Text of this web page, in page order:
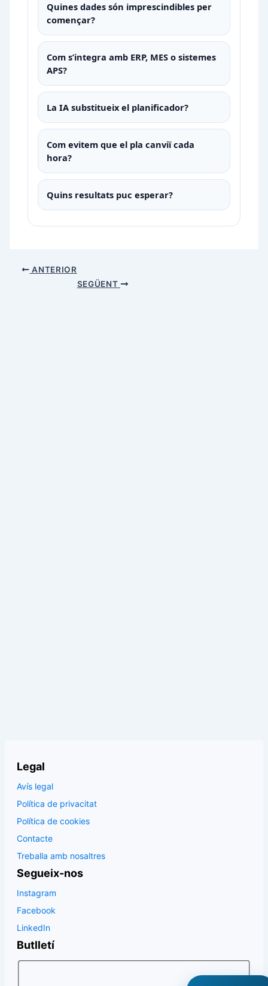
Quines dades són imprescindibles per
començar?
Com s’integra amb ERP, MES o sistemes
APS?
La IA substitueix el planificador?
Com evitem que el pla canviï cada
hora?
Quins resultats puc esperar?
ANTERIOR
SEGÜENT
Legal
Avís legal
Política de privacitat
Política de cookies
Contacte
Treballa amb nosaltres
Segueix-nos
Instagram
Facebook
LinkedIn
Butlletí